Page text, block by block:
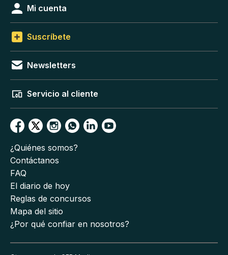
Mi cuenta
Suscríbete
Newsletters
Servicio al cliente
¿Quiénes somos?
Contáctanos
FAQ
El diario de hoy
Reglas de concursos
Mapa del sitio
¿Por qué confiar en nosotros?